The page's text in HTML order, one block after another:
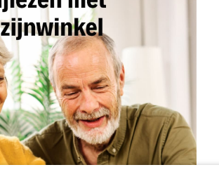
Openingstijden
Maandag 09:00 - 17:00 uur
Dinsdag 09:00 - 17:00 uur
Woensdag 09:00 - 17:00 uur